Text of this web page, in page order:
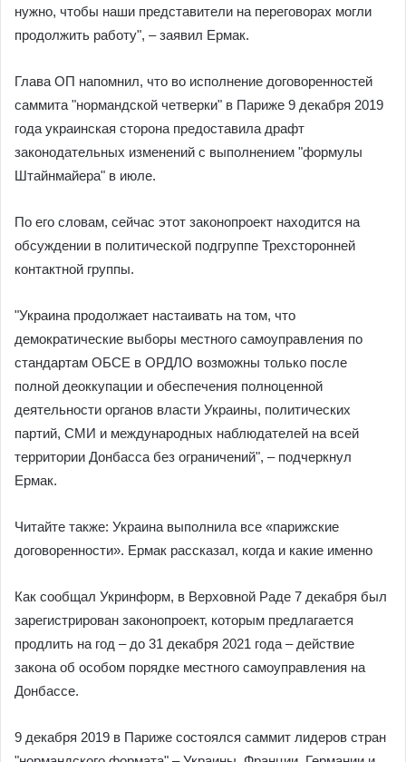
нужно, чтобы наши представители на переговорах могли
продолжить работу", – заявил Ермак.
Глава ОП напомнил, что во исполнение договоренностей
саммита "нормандской четверки" в Париже 9 декабря 2019
года украинская сторона предоставила драфт
законодательных изменений с выполнением "формулы
Штайнмайера" в июле.
По его словам, сейчас этот законопроект находится на
обсуждении в политической подгруппе Трехсторонней
контактной группы.
"Украина продолжает настаивать на том, что
демократические выборы местного самоуправления по
стандартам ОБСЕ в ОРДЛО возможны только после
полной деоккупации и обеспечения полноценной
деятельности органов власти Украины, политических
партий, СМИ и международных наблюдателей на всей
территории Донбасса без ограничений", – подчеркнул
Ермак.
Читайте также: Украина выполнила все «парижские
договоренности». Ермак рассказал, когда и какие именно
Как сообщал Укринформ, в Верховной Раде 7 декабря был
зарегистрирован законопроект, которым предлагается
продлить на год – до 31 декабря 2021 года – действие
закона об особом порядке местного самоуправления на
Донбассе.
9 декабря 2019 в Париже состоялся саммит лидеров стран